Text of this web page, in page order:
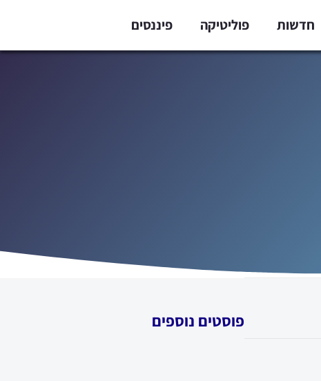
חדשות פוליטיקה פיננסים
פוסטים נוספים